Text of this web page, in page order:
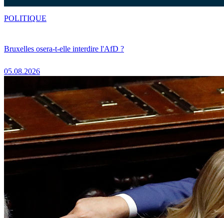
Bruxelles osera-t-elle interdire l'AfD ?
05.08.2026
POLITIQUE